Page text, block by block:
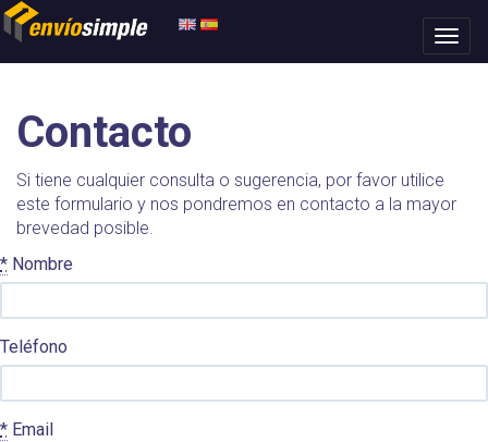
Contacto
Si tiene cualquier consulta o sugerencia, por favor utilice
este formulario y nos pondremos en contacto a la mayor
brevedad posible.
* Nombre
Teléfono
* Email